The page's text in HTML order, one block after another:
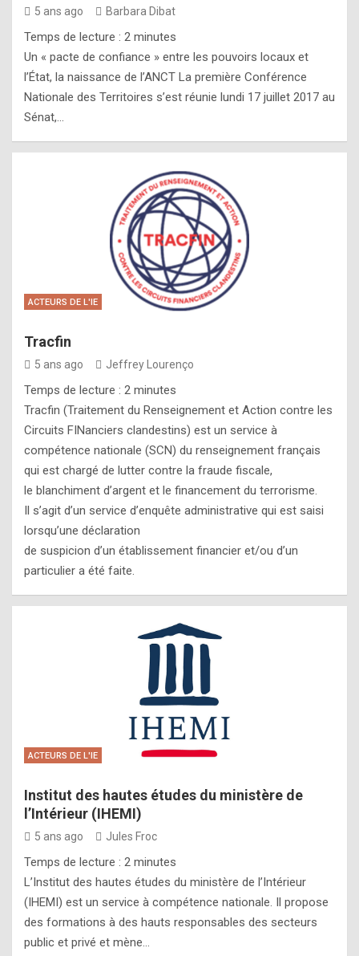
5 ans ago Barbara Dibat
Temps de lecture : 2 minutes
Un « pacte de confiance » entre les pouvoirs locaux et
l’État, la naissance de l’ANCT La première Conférence
Nationale des Territoires s’est réunie lundi 17 juillet 2017 au
Sénat,…
ACTEURS DE L'IE
Tracfin
5 ans ago Jeffrey Lourenço
Temps de lecture : 2 minutes
Tracfin (Traitement du Renseignement et Action contre les
Circuits FINanciers clandestins) est un service à
compétence nationale (SCN) du renseignement français
qui est chargé de lutter contre la fraude fiscale,
le blanchiment d’argent et le financement du terrorisme.
Il s’agit d’un service d’enquête administrative qui est saisi
lorsqu’une déclaration
de suspicion d’un établissement financier et/ou d’un
particulier a été faite.
ACTEURS DE L'IE
Institut des hautes études du ministère de
l’Intérieur (IHEMI)
5 ans ago Jules Froc
Temps de lecture : 2 minutes
L’Institut des hautes études du ministère de l’Intérieur
(IHEMI) est un service à compétence nationale. Il propose
des formations à des hauts responsables des secteurs
public et privé et mène…